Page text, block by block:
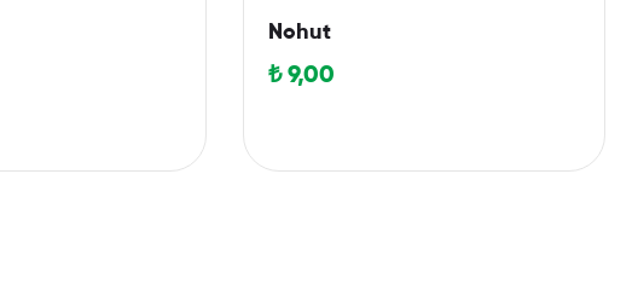
Nohut
₺9,00